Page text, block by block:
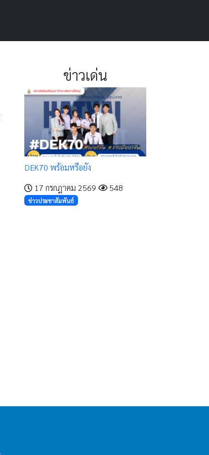
ข่าวเด่น
DEK70 พร้อมหรือยัง
17 กรกฎาคม 2569
548
ข่าวประชาสัมพันธ์